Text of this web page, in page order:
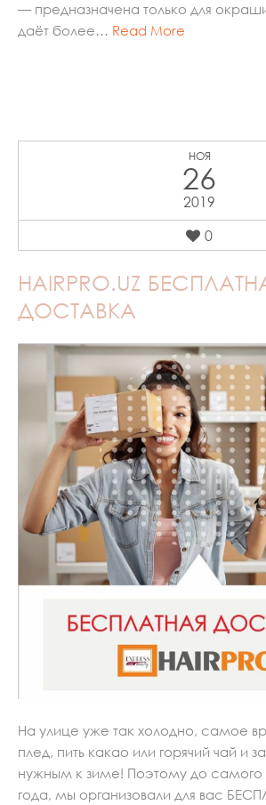
— предназначена только для
даёт более… Read More
НОЯ
26
2019
0
HAIRPRO.UZ
ДОСТАВКА
На улице уже так холодно, самое
плед, пить какао или горячий чай и
нужным к зиме! Поэтому до самого
года, мы организовали для вас